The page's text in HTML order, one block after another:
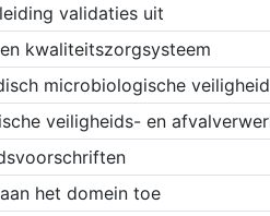
validaties uit
kwaliteitszorgsysteem
microbiologische
veiligheids- en
het domein toe